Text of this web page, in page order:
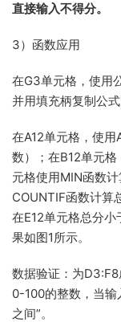
直接输入不得分。
3）函数应用
在G3单元格，使用
并用填充柄复制公
在A12单元格，使用
数）；在B12单元
元格使用MIN函数
COUNTIF函数计算
在E12单元格总分
果如图1所示。
数据验证：为
0-100的整数，当输
之间”。